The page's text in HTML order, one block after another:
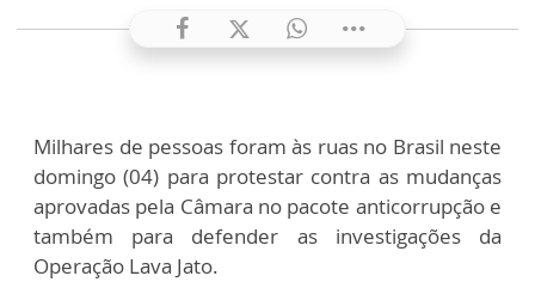
Milhares de pessoas foram às ruas no Brasil neste
domingo (04) para protestar contra as mudanças
aprovadas pela Câmara no pacote anticorrupção e
também para defender as investigações da
Operação Lava Jato.